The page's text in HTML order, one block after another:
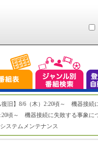
復旧】8/6（木）2:20頃～ 機器接続
頃～ 機器接続に失敗する事象に
ステムメンテナンス